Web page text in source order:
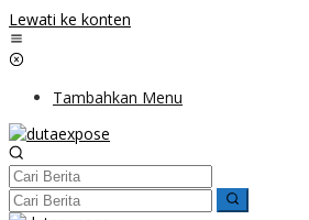
Lewati ke konten
Tambahkan Menu